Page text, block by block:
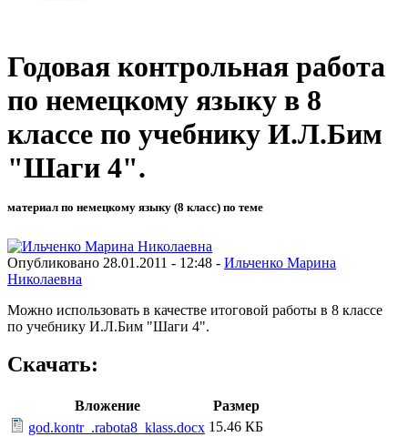
Годовая контрольная работа
по немецкому языку в 8
классе по учебнику И.Л.Бим
"Шаги 4".
материал по немецкому языку (8 класс) по теме
Опубликовано 28.01.2011 - 12:48 - Ильченко Марина
Николаевна
Можно использовать в качестве итоговой работы в 8 классе
по учебнику И.Л.Бим "Шаги 4".
Скачать:
Вложение
Размер
god.kontr_.rabota8_klass.docx 15.46 КБ